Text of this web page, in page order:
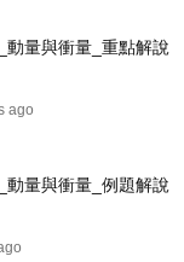
45:18
天文學-周年運
量與衝量_重點解說
ago
量與衝量_例題解說